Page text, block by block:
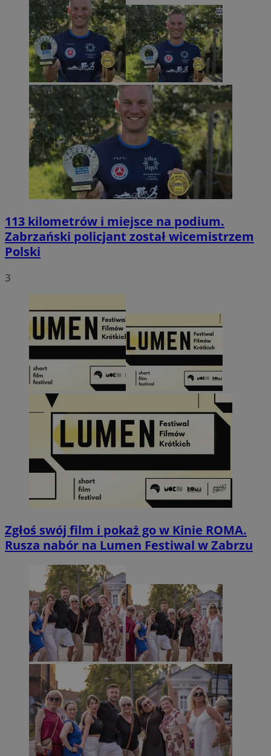
113 kilometrów i miejsce na podium.
Zabrzański policjant został wicemistrzem
Polski
3
Zgłoś swój film i pokaż go w Kinie ROMA.
Rusza nabór na Lumen Festiwal w Zabrzu